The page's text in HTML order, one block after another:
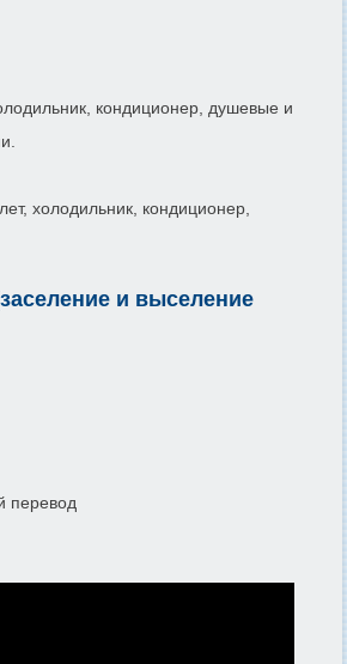
кондиционер, душевые и
холодильник, кондиционер,
и выселение
перевод